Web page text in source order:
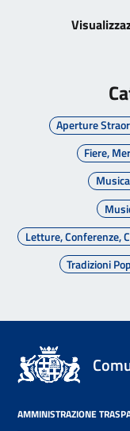
Aperture
Fiere,
Letture, Conferenze,
Tradizioni
AMMINISTRAZIONE